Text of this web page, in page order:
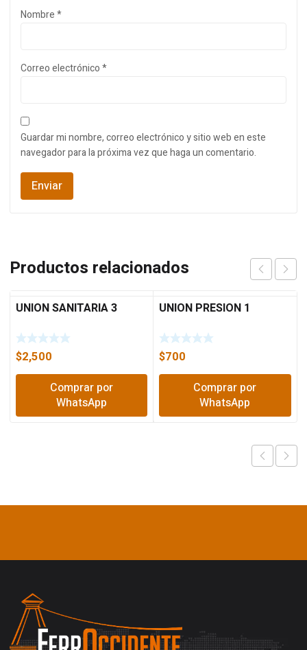
Nombre*
Correo electrónico*
Guardar mi nombre, correo electrónico y sitio web en este
navegador para la próxima vez que haga un comentario.
Productos relacionados
UNION SANITARIA 3
$2,500
Comprar por
WhatsApp
UNION PRESION 1
$700
Comprar por
WhatsApp